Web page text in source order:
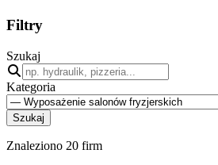
Filtry
Szukaj
Kategoria
Szukaj
Znaleziono 20 firm